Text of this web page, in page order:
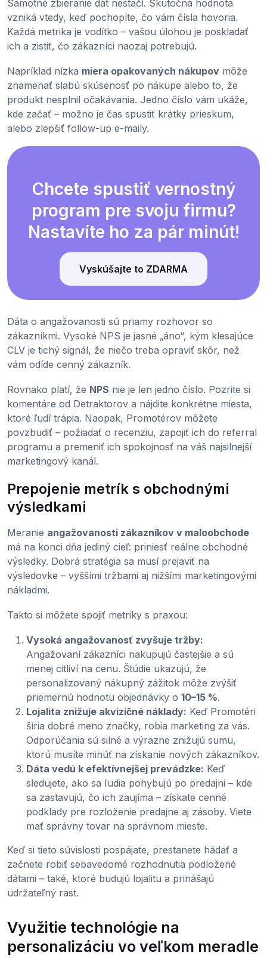
Samotné zbieranie dát nestačí. Skutočná hodnota
vzniká vtedy, keď pochopíte, čo vám čísla hovoria.
Každá metrika je vodítko – vašou úlohou je poskladať
ich a zistiť, čo zákazníci naozaj potrebujú.
Napríklad nízka miera opakovaných nákupov môže
znamenať slabú skúsenosť po nákupe alebo to, že
produkt nesplnil očakávania. Jedno číslo vám ukáže,
kde začať – možno je čas spustiť krátky prieskum,
alebo zlepšiť follow-up e-maily.
Chcete spustiť vernostný
program pre svoju firmu?
Nastavíte ho za pár minút!
Vyskúšajte to ZDARMA
Dáta o angažovanosti sú priamy rozhovor so
zákazníkmi. Vysoké NPS je jasné „áno“, kým klesajúce
CLV je tichý signál, že niečo treba opraviť skôr, než
vám odíde cenný zákazník.
Rovnako platí, že NPS nie je len jedno číslo. Pozrite si
komentáre od Detraktorov a nájdite konkrétne miesta,
ktoré ľudí trápia. Naopak, Promotérov môžete
povzbudiť – požiadať o recenziu, zapojiť ich do referral
programu a premeniť ich spokojnosť na váš najsilnejší
marketingový kanál.
Prepojenie metrík s obchodnými
výsledkami
Meranie angažovanosti zákazníkov v maloobchode
má na konci dňa jediný cieľ: priniesť reálne obchodné
výsledky. Dobrá stratégia sa musí prejaviť na
výsledovke – vyššími tržbami aj nižšími marketingovými
nákladmi.
Takto si môžete spojiť metriky s praxou:
Vysoká angažovanosť zvyšuje tržby:
Angažovaní zákazníci nakupujú častejšie a sú
menej citliví na cenu. Štúdie ukazujú, že
personalizovaný nákupný zážitok môže zvýšiť
priemernú hodnotu objednávky o 10–15 %.
Lojalita znižuje akvizičné náklady: Keď Promotéri
šíria dobré meno značky, robia marketing za vás.
Odporúčania sú silné a výrazne znižujú sumu,
ktorú musíte minúť na získanie nových zákazníkov.
Dáta vedú k efektívnejšej prevádzke: Keď
sledujete, ako sa ľudia pohybujú po predajni – kde
sa zastavujú, čo ich zaujíma – získate cenné
podklady pre rozloženie predajne aj zásoby. Viete
mať správny tovar na správnom mieste.
Keď si tieto súvislosti pospájate, prestanete hádať a
začnete robiť sebavedomé rozhodnutia podložené
dátami – také, ktoré budujú lojalitu a prinášajú
udržateľný rast.
Využitie technológie na
personalizáciu vo veľkom meradle